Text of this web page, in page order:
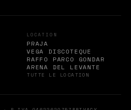
LOCATION
PRAJA
VEGA DISCOTEQUE
RAFFO PARCO GONDAR
ARENA DEL LEVANTE
TUTTE LE LOCATION